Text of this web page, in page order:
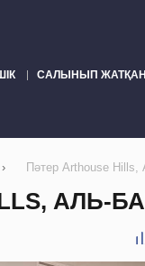
САЛЫНЫП ЖАТҚАН
› Пәтер Arthouse